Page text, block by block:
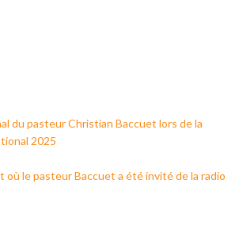
du pasteur Christian Baccuet lors de la
2025
où le pasteur Baccuet a été invité de la radio